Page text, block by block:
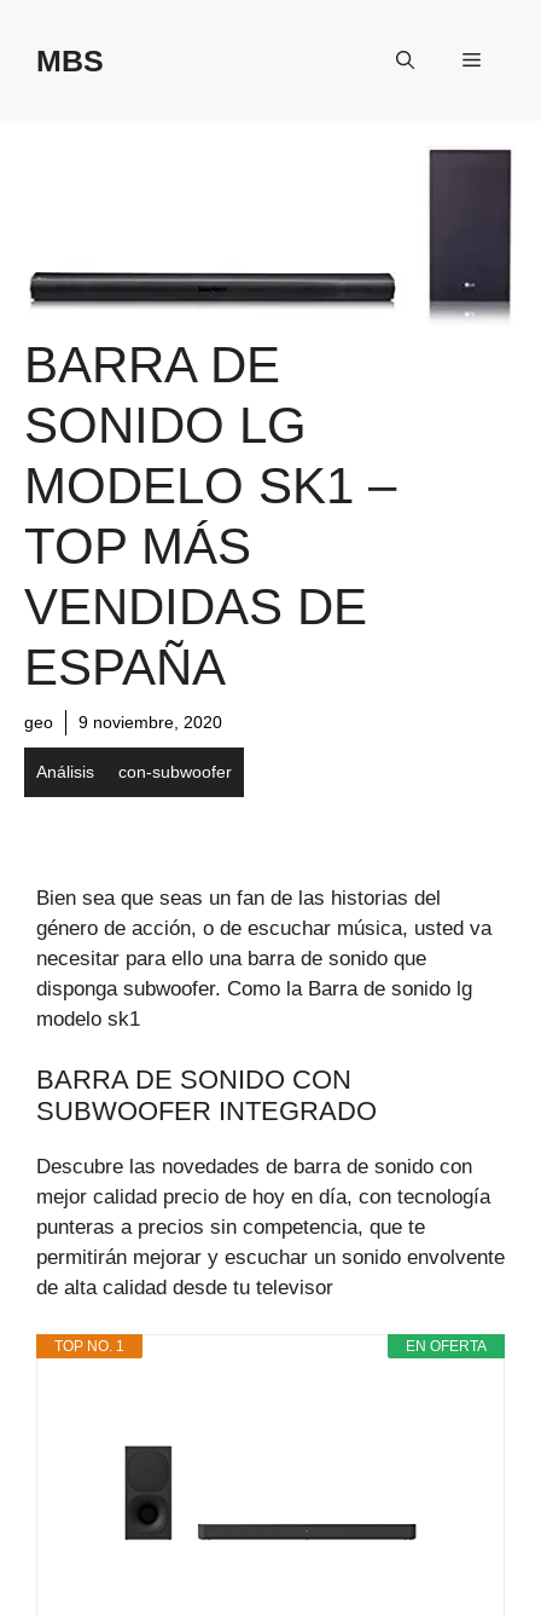
contenido
MBS Menú
BARRA DE
SONIDO LG
MODELO SK1 –
TOP MÁS
VENDIDAS DE
ESPAÑA
geo 9 noviembre, 2020
Análisis con-subwoofer
Bien sea que seas un fan de las historias del
género de acción, o de escuchar música, usted va
necesitar para ello una barra de sonido que
disponga subwoofer. Como la Barra de sonido lg
modelo sk1
BARRA DE SONIDO CON
SUBWOOFER INTEGRADO
Descubre las novedades de barra de sonido con
mejor calidad precio de hoy en día, con tecnología
punteras a precios sin competencia, que te
permitirán mejorar y escuchar un sonido envolvente
de alta calidad desde tu televisor
EN OFERTA
TOP NO. 1